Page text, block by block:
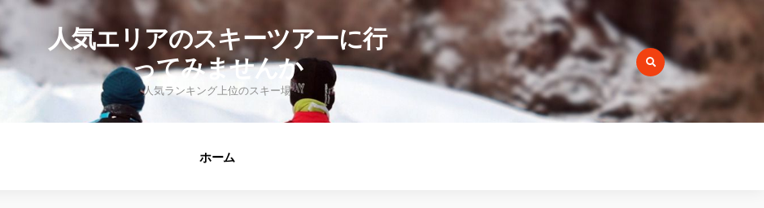
人気エリアのスキーツアーに行
ってみませんか
人気ランキング上位のスキー場
ホーム